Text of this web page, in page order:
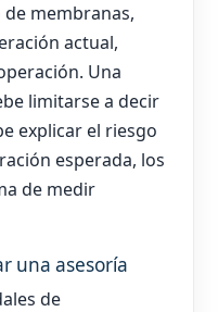
membranas,
actual,
Una
limitarse a decir
explicar el riesgo
esperada, los
de medir
una asesoría
de